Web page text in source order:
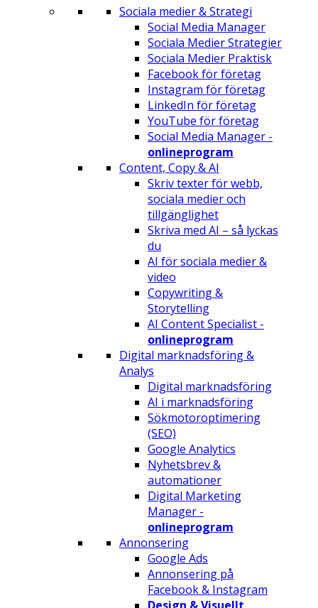
Sociala medier & Strategi
Social Media Manager
Sociala Medier Strategier
Sociala Medier Praktisk
Facebook för företag
Instagram för företag
LinkedIn för företag
YouTube för företag
Social Media Manager -
onlineprogram
Content, Copy & AI
Skriv texter för webb,
sociala medier och
tillgänglighet
Skriva med AI – så lyckas
du
AI för sociala medier &
video
Copywriting &
Storytelling
AI Content Specialist -
onlineprogram
Digital marknadsföring &
Analys
Digital marknadsföring
AI i marknadsföring
Sökmotoroptimering
(SEO)
Google Analytics
Nyhetsbrev &
automationer
Digital Marketing
Manager -
onlineprogram
Annonsering
Google Ads
Annonsering på
Facebook & Instagram